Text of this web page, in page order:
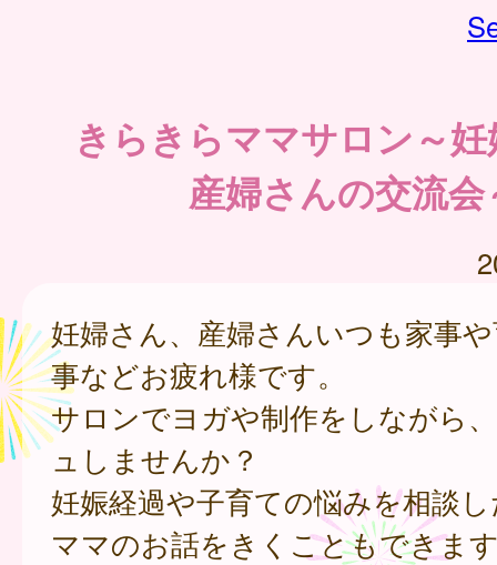
きらきらママサロン～
産婦さんの交流会
妊婦さん、産婦さんいつも家事
事などお疲れ様です。
サロンでヨガや制作をしながら
ュしませんか？
妊娠経過や子育ての悩みを相談
ママのお話をきくこともできま